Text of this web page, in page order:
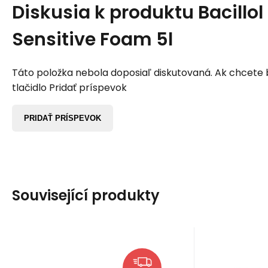
Diskusia k produktu Bacillol
Sensitive Foam 5l
Táto položka nebola doposiaľ diskutovaná. Ak chcete
tlačidlo Pridať príspevok
PRIDAŤ PRÍSPEVOK
Související produkty
SCH144307
sch144307
Na sklade u dodávateľa